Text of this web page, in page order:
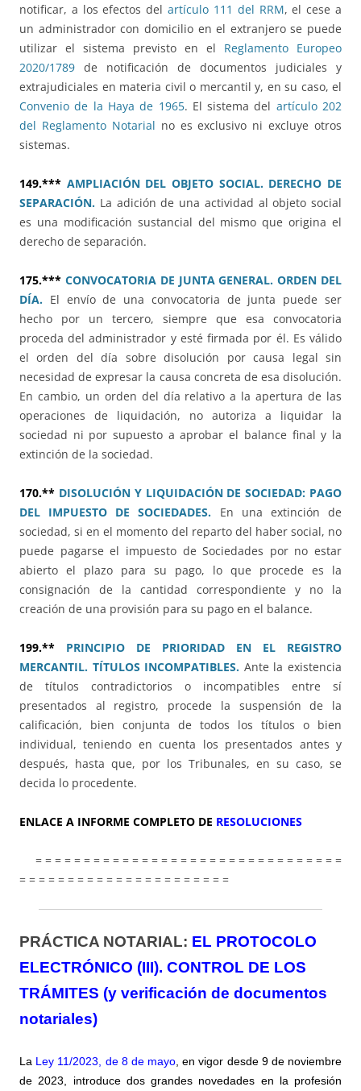
notificar, a los efectos delartículo 111 del RRM, el cese a
un administrador con domicilio en el extranjero se puede
utilizar el sistema previsto en el Reglamento Europeo
2020/1789 de notificación de documentos judiciales y
extrajudiciales en materia civil o mercantil y, en su caso, el
Convenio de la Haya de 1965. El sistema del artículo 202
del Reglamento Notarial no es exclusivo ni excluye otros
sistemas.
149.*** AMPLIACIÓN DEL OBJETO SOCIAL. DERECHO DE
SEPARACIÓN. La adición de una actividad al objeto social
es una modificación sustancial del mismo que origina el
derecho de separación.
175.*** CONVOCATORIA DE JUNTA GENERAL. ORDEN DEL
DÍA. El envío de una convocatoria de junta puede ser
hecho por un tercero, siempre que esa convocatoria
proceda del administrador y esté firmada por él. Es válido
el orden del día sobre disolución por causa legal sin
necesidad de expresar la causa concreta de esa disolución.
En cambio, un orden del día relativo a la apertura de las
operaciones de liquidación, no autoriza a liquidar la
sociedad ni por supuesto a aprobar el balance final y la
extinción de la sociedad.
170.** DISOLUCIÓN Y LIQUIDACIÓN DE SOCIEDAD: PAGO
DEL IMPUESTO DE SOCIEDADES. En una extinción de
sociedad, si en el momento del reparto del haber social, no
puede pagarse el impuesto de Sociedades por no estar
abierto el plazo para su pago, lo que procede es la
consignación de la cantidad correspondiente y no la
creación de una provisión para su pago en el balance.
199.** PRINCIPIO DE PRIORIDAD EN EL REGISTRO
MERCANTIL. TÍTULOS INCOMPATIBLES. Ante la existencia
de títulos contradictorios o incompatibles entre sí
presentados al registro, procede la suspensión de la
calificación, bien conjunta de todos los títulos o bien
individual, teniendo en cuenta los presentados antes y
después, hasta que, por los Tribunales, en su caso, se
decida lo procedente.
ENLACE A INFORME COMPLETO DE RESOLUCIONES
= = = = = = = = = = = = = = = = = = = = = = = = = = = = = = = =
= = = = = = = = = = = = = = = = = = = = = =
PRÁCTICA NOTARIAL: EL PROTOCOLO
ELECTRÓNICO (III). CONTROL DE LOS
TRÁMITES (y verificación de documentos
notariales)
La Ley 11/2023, de 8 de mayo, en vigor desde 9 de noviembre
de 2023, introduce dos grandes novedades en la profesión